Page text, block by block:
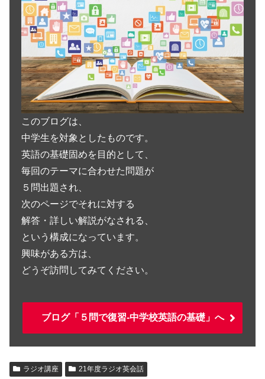
このブログは、
中学生を対象としたものです。
英語の基礎固めを目的として、
毎回のテーマに合わせた問題が
５問出題され、
次のページでそれに対する
解答・詳しい解説がなされる、
という構成になっています。
興味がある方は、
どうぞ訪問してみてください。
ブログ「５問で復習-中学校英語の基礎」へ
ラジオ講座 21年度ラジオ英会話